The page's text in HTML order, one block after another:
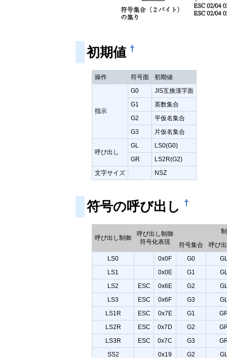
初期値 †
操作 符号面 初期値
指示
G0 JIS互換漢字面
G1 英数集合
G2 平仮名集合
G3 片仮名集合
呼び出し
GL LS0(G0)
GR LS2R(G2)
文字サイズ NSZ
符号の呼び出し †
呼び出し制御
呼び出し制御
符号化表現
符号集合 呼び
LS0 0x0F G0
LS1 0x0E G1
LS2 ESC 0x6E G2
LS3 ESC 0x6F G3
LS1R ESC 0x7E G1
LS2R ESC 0x7D G2
LS3R ESC 0x7C G3
SS2 0x19 G2